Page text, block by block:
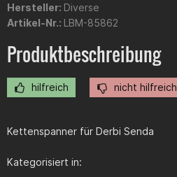
Hersteller: Diverse
Artikel-Nr.: LBM-85862
Produktbeschreibung
hilfreich nicht hilfreich
Kettenspanner für Derbi Senda
Kategorisiert in: